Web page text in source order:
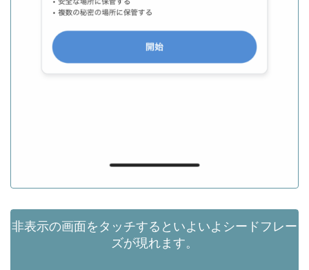
非表示の画面をタッチするといよいよシードフレー
ズが現れます。